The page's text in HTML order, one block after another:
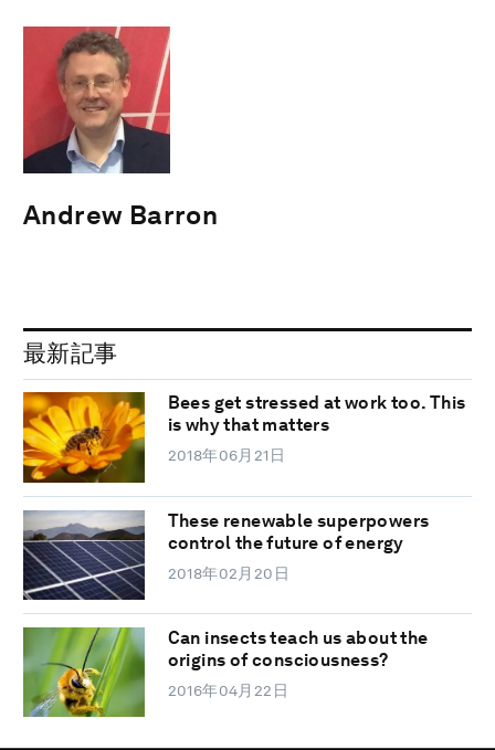
Andrew Barron
最新記事
Bees get stressed at work too. This
is why that matters
2018年06月21日
These renewable superpowers
control the future of energy
2018年02月20日
Can insects teach us about the
origins of consciousness?
2016年04月22日